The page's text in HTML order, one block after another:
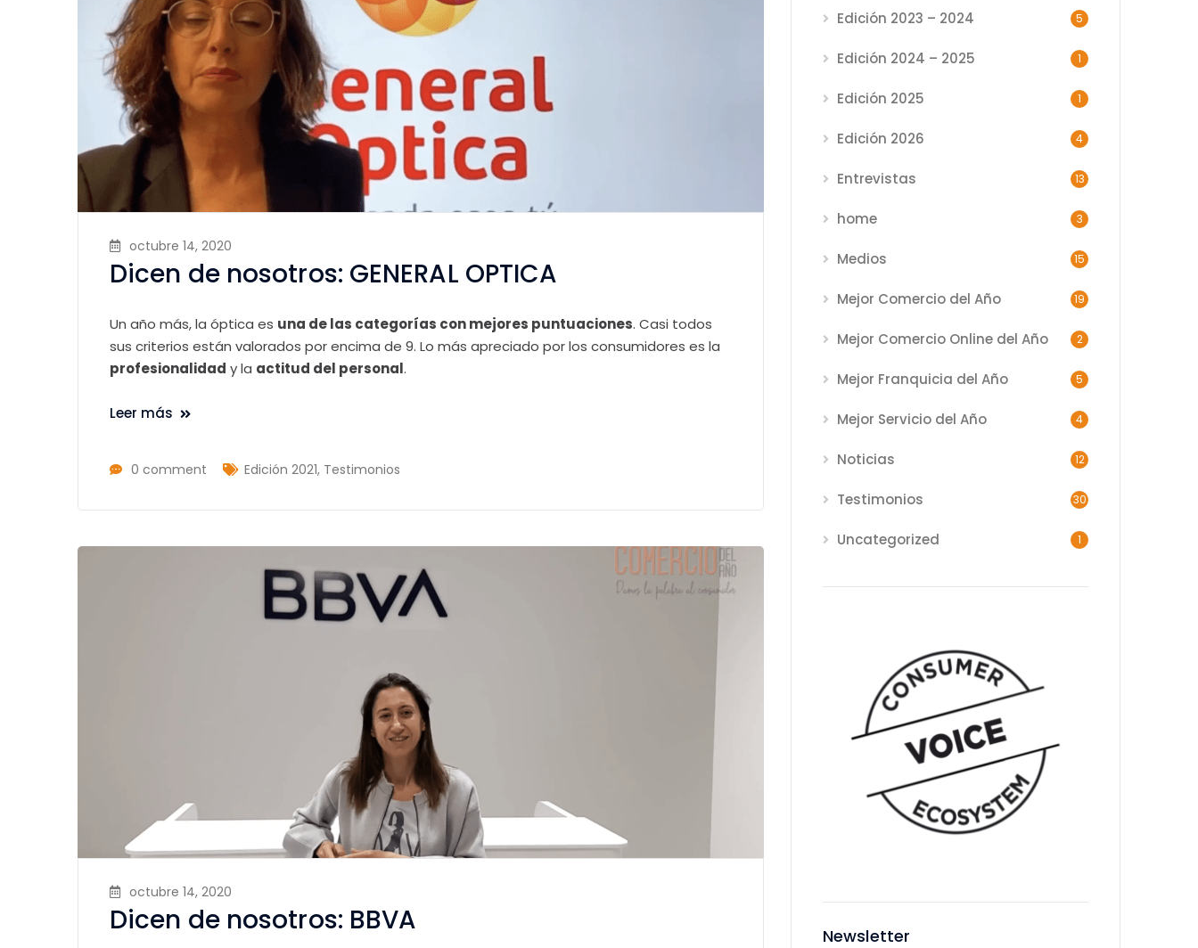
octubre 14, 2020
Dicen de nosotros: GENERAL OPTICA
Un año más, la óptica es una de las categorías con mejores puntuaciones. Casi todos
sus criterios están valorados por encima de 9. Lo más apreciado por los consumidores es la
profesionalidad y la actitud del personal.
Leer más
0 comment Edición 2021, Testimonios
octubre 14, 2020
Dicen de nosotros: BBVA
Edición 2023 – 2024 5
Edición 2024 – 2025 1
Edición 2025 1
Edición 2026 4
Entrevistas 13
home 3
Medios 15
Mejor Comercio del Año 19
Mejor Comercio Online del Año 2
Mejor Franquicia del Año 5
Mejor Servicio del Año 4
Noticias 12
Testimonios 30
Uncategorized 1
Newsletter